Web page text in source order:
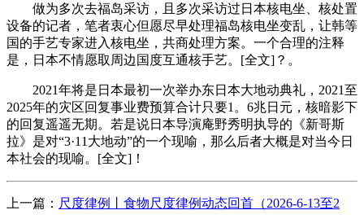
做为多次去福岛采访，且多次采访过日本核电坐、核处置
设备的记者，笔者衷心但愿尽早处理福岛核电坐变乱，让韩等
国的手艺专家进入核电坐，共商处理方案。一个合理的注释
是，日本不情愿取周边国度互通核手艺。[全文]？。
2021年将是日本最初一次举办东日本大地动典礼，2021至
2025年的灾区回复事业费预算合计只要1。6兆日元，核暗影下
的回复遥遥无期。若是说日本导演庵野秀明执导的《新哥斯
拉》是对“3·11大地动”的一个现喻，那么后者大概是对当今日
本社会的现喻。[全文]！
上一篇： 尺度律例丨食物尺度律例动态回首（2026-6-13至2